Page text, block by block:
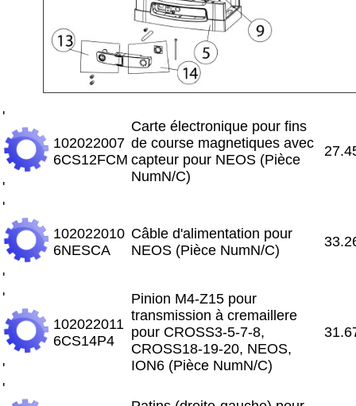
'
'
102022007
6CS12FCM
Carte électronique pour fins
de course magnetiques avec
capteur pour NEOS (Pièce
NumN/C)
'
'
102022010
6NESCA
Câble d'alimentation pour
NEOS (Pièce NumN/C)
'
'
102022011
6CS14P4
Pinion M4-Z15 pour
transmission à cremaillere
pour CROSS3-5-7-8,
CROSS18-19-20, NEOS,
ION6 (Pièce NumN/C)
'